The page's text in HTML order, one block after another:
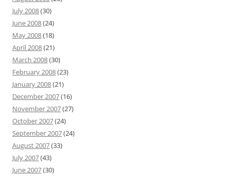
July 2008(30)
June 2008(24)
May 2008(18)
April 2008(21)
March 2008(30)
February 2008(23)
January 2008(21)
December 2007(16)
November 2007(27)
October 2007(24)
September 2007(24)
August 2007(33)
July 2007(43)
June 2007(30)